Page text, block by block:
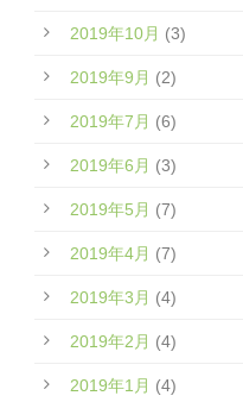
2019年10月 (3)
2019年9月 (2)
2019年7月 (6)
2019年6月 (3)
2019年5月 (7)
2019年4月 (7)
2019年3月 (4)
2019年2月 (4)
2019年1月 (4)